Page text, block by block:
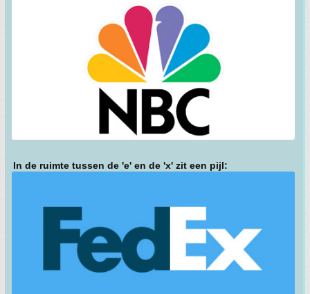
In de ruimte tussen de 'e' en de 'x' zit een pijl: